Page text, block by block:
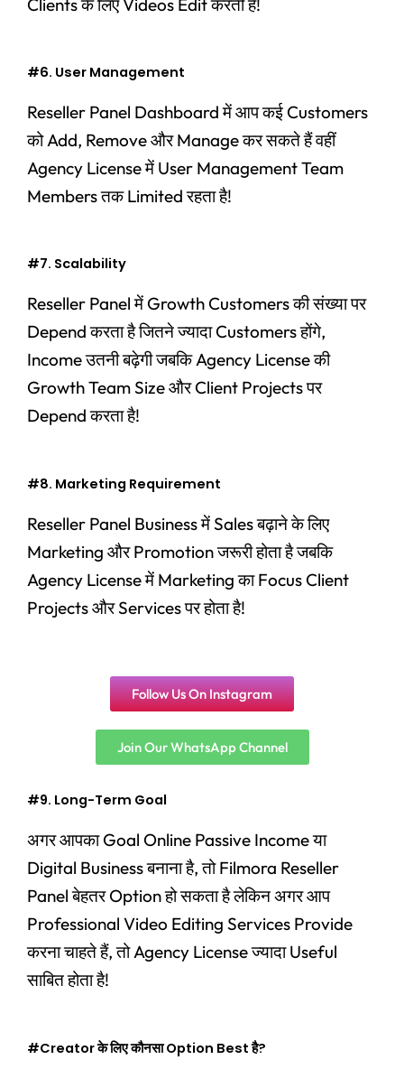
#6. User Management
Reseller Panel Dashboard में आप कई Customers
को Add, Remove और Manage कर सकते हैं वहीं
Agency License में User Management Team
Members तक Limited रहता है!
#7. Scalability
Reseller Panel में Growth Customers की संख्या पर
Depend करता है जितने ज्यादा Customers होंगे,
Income उतनी बढ़ेगी जबकि Agency License की
Growth Team Size और Client Projects पर
Depend करता है!
#8. Marketing Requirement
Reseller Panel Business में Sales बढ़ाने के लिए
Marketing और Promotion जरूरी होता हैजबकि
Agency License में Marketing का Focus Client
Projects और Services पर होता है!
Follow Us On Instagram
Join Our WhatsApp Channel
#9. Long-Term Goal
अगर आपका Goal Online Passive Income या
Digital Business बनाना है, तो Filmora Reseller
Panel बेहतर Option हो सकता है लेकिन अगर आप
Professional Video Editing Services Provide
करना चाहते हैं, तो Agency License ज्यादा Useful
साबित होता है!
#Creator के लिए कौनसा Option Best है?